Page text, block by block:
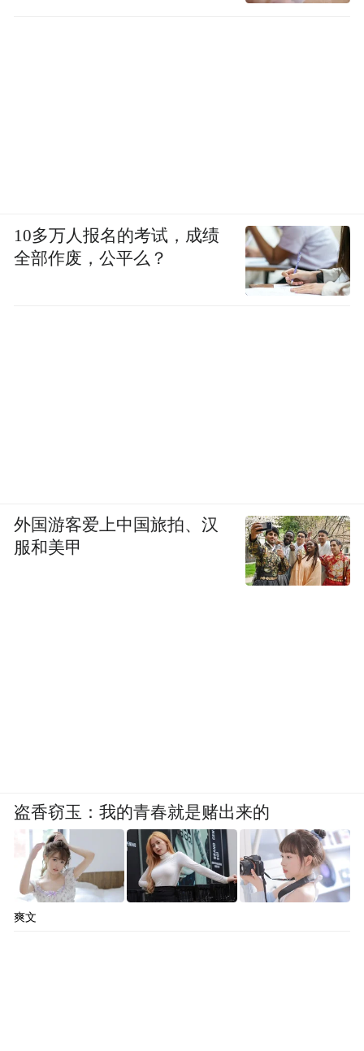
10多万人报名的考试，成绩
全部作废，公平么？
外国游客爱上中国旅拍、汉
服和美甲
盗香窃玉：我的青春就是赌出来的
爽文